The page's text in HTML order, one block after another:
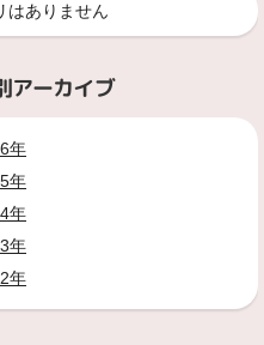
はありません
アーカイブ
年
年
年
年
年